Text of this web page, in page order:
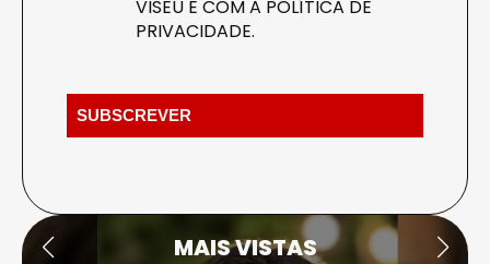
VISEU E COM A POLÍTICA DE
PRIVACIDADE.
MAIS VISTAS